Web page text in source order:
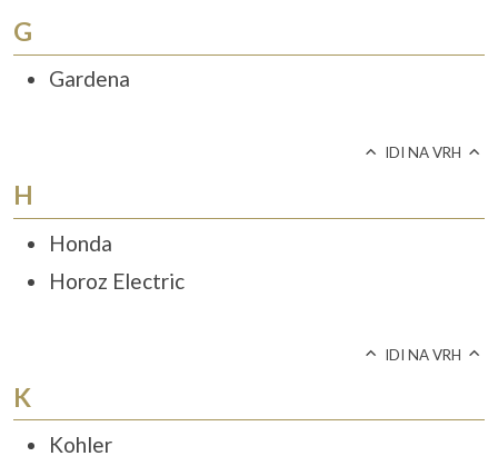
G
Gardena
IDI NA VRH
H
Honda
Horoz Electric
IDI NA VRH
K
Kohler